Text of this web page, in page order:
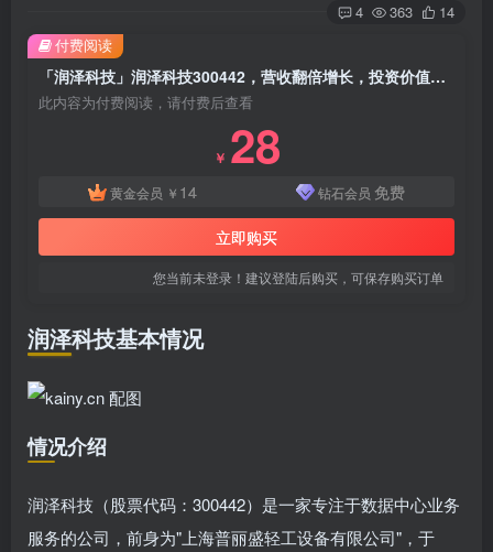
4 363 14
「润泽科技」润泽科技300442，营收翻倍增长，投资价值凸显，错过必后悔！
此内容为付费阅读，请付费后查看
￥ 28
黄金会员 ￥ 14 钻石会员 免费
立即购买
您当前未登录！建议登陆后购买，可保存购买订单
付费阅读
润泽科技基本情况
情况介绍
润泽科技（股票代码：300442）是一家专注于数据中心业务
服务的公司，前身为"上海普丽盛轻工设备有限公司"，于